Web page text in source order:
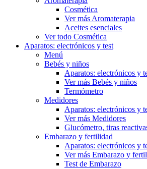
Cosmética
Ver más Aromaterapia
Aceites esenciales
Ver todo Cosmética
Aparatos: electrónicos y test
Menú
Bebés y niños
Aparatos: electrónicos y
Ver más Bebés y niños
Termómetro
Medidores
Aparatos: electrónicos y
Ver más Medidores
Glucómetro, tiras
Embarazo y fertilidad
Aparatos: electrónicos y
Ver más Embarazo y
Test de Embarazo